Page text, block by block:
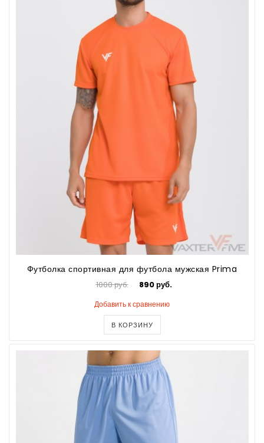
Футболка спортивная для футбола мужская Prima
1000 руб. 890 руб.
Добавить к сравнению
В КОРЗИНУ